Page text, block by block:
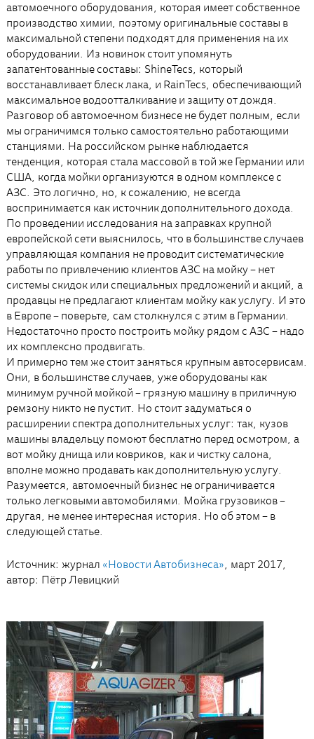
автомоечного оборудования, которая имеет собственное
производство химии, поэтому оригинальные составы в
максимальной степени подходят для применения на их
оборудовании. Из новинок стоит упомянуть
запатентованные составы: ShineTecs, который
восстанавливает блеск лака, и RainTecs, обеспечивающий
максимальное водоотталкивание и защиту от дождя.
Разговор об автомоечном бизнесе не будет полным, если
мы ограничимся только самостоятельно работающими
станциями. На российском рынке наблюдается
тенденция, которая стала массовой в той же Германии или
США, когда мойки организуются в одном комплексе с
АЗС. Это логично, но, к сожалению, не всегда
воспринимается как источник дополнительного дохода.
По проведении исследования на заправках крупной
европейской сети выяснилось, что в большинстве случаев
управляющая компания не проводит систематические
работы по привлечению клиентов АЗС на мойку – нет
системы скидок или специальных предложений и акций, а
продавцы не предлагают клиентам мойку как услугу. И это
в Европе – поверьте, сам столкнулся с этим в Германии.
Недостаточно просто построить мойку рядом с АЗС – надо
их комплексно продвигать.
И примерно тем же стоит заняться крупным автосервисам.
Они, в большинстве случаев, уже оборудованы как
минимум ручной мойкой – грязную машину в приличную
ремзону никто не пустит. Но стоит задуматься о
расширении спектра дополнительных услуг: так, кузов
машины владельцу помоют бесплатно перед осмотром, а
вот мойку днища или ковриков, как и чистку салона,
вполне можно продавать как дополнительную услугу.
Разумеется, автомоечный бизнес не ограничивается
только легковыми автомобилями. Мойка грузовиков –
другая, не менее интересная история. Но об этом – в
следующей статье.
Источник: журнал «Новости Автобизнеса», март 2017,
автор: Пётр Левицкий